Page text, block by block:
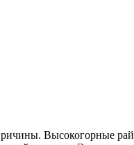
Высокогорные